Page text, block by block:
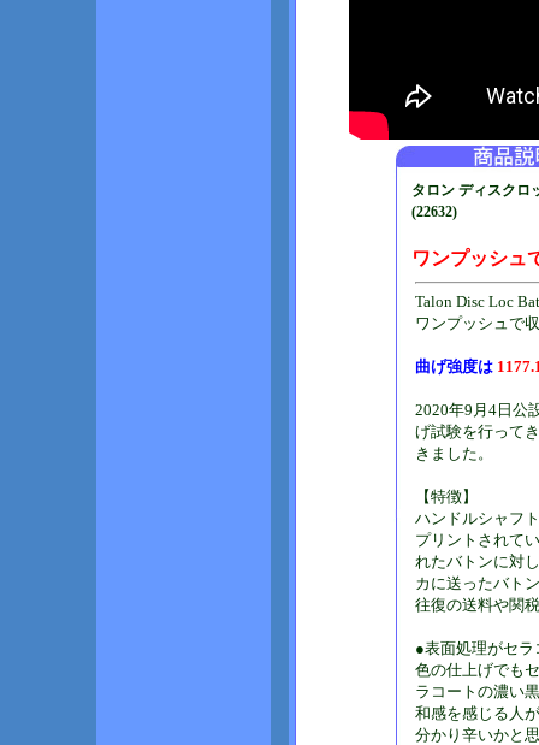
タロン ディスク
(22632)
ワンプッシュ
Talon Disc Loc
ワンプッシュで
曲げ強度は
2020年9月4日公
げ試験を行って
きました。
【特徴】
ハンドルシャフ
プリントされて
れたバトンに対
カに送ったバト
往復の送料や関
●表面処理がセ
色の仕上げでも
ラコートの濃い
和感を感じる人
分かり辛いかと